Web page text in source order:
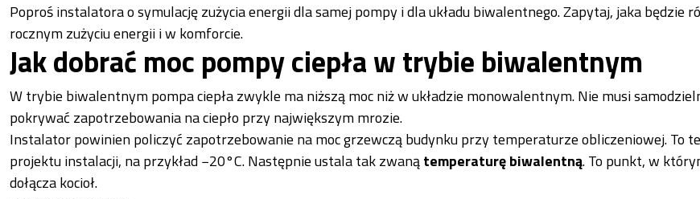
Poproś instalatora o symulację zużycia energii dla samej pompy i dla układu biwalentnego. Zapytaj, jaka będzie
rocznym zużyciu energii i w komforcie.
Jak dobrać moc pompy ciepła w trybie biwalentnym
W trybie biwalentnym pompa ciepła zwykle ma niższą moc niż w układzie monowalentnym. Nie musi
pokrywać zapotrzebowania na ciepło przy największym mrozie.
Instalator powinien policzyć zapotrzebowanie na moc grzewczą budynku przy temperaturze obliczeniowej. To
projektu instalacji, na przykład −20°C. Następnie ustala tak zwanątemperaturę biwalentną. To punkt, w
dołącza kocioł.